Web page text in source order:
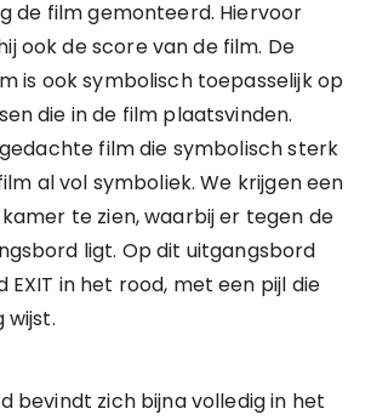
de film gemonteerd. Hiervoor
ook de score van de film. De
is ook symbolisch toepasselijk op
die in de film plaatsvinden.
film die symbolisch sterk
al vol symboliek. We krijgen een
te zien, waarbij er tegen de
ligt. Op dit uitgangsbord
in het rood, met een pijl die
wijst.
bevindt zich bijna volledig in het